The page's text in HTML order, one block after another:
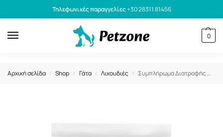
Τηλεφωνικές παραγγελίες+30 28311 81456
0
Αρχική σελίδα / Shop / Γάτα / Λιχουδιές / Συμπλήρωμα Διατροφής Wellfed F.D. Protein Toppin’ Egg Yolk & Pumpkin 6gr